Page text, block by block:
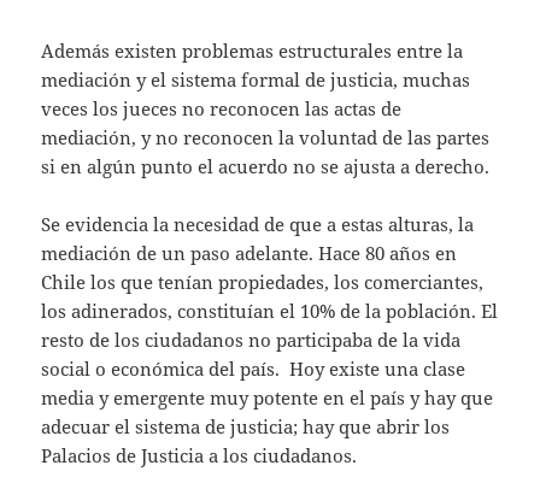
Además existen problemas estructurales entre la
mediación y el sistema formal de justicia, muchas
veces los jueces no reconocen las actas de
mediación, y no reconocen la voluntad de las partes
si en algún punto el acuerdo no se ajusta a derecho.
Se evidencia la necesidad de que a estas alturas, la
mediación de un paso adelante. Hace 80 años en
Chile los que tenían propiedades, los comerciantes,
los adinerados, constituían el 10% de la población. El
resto de los ciudadanos no participaba de la vida
social o económica del país. Hoy existe una clase
media y emergente muy potente en el país y hay que
adecuar el sistema de justicia; hay que abrir los
Palacios de Justicia a los ciudadanos.